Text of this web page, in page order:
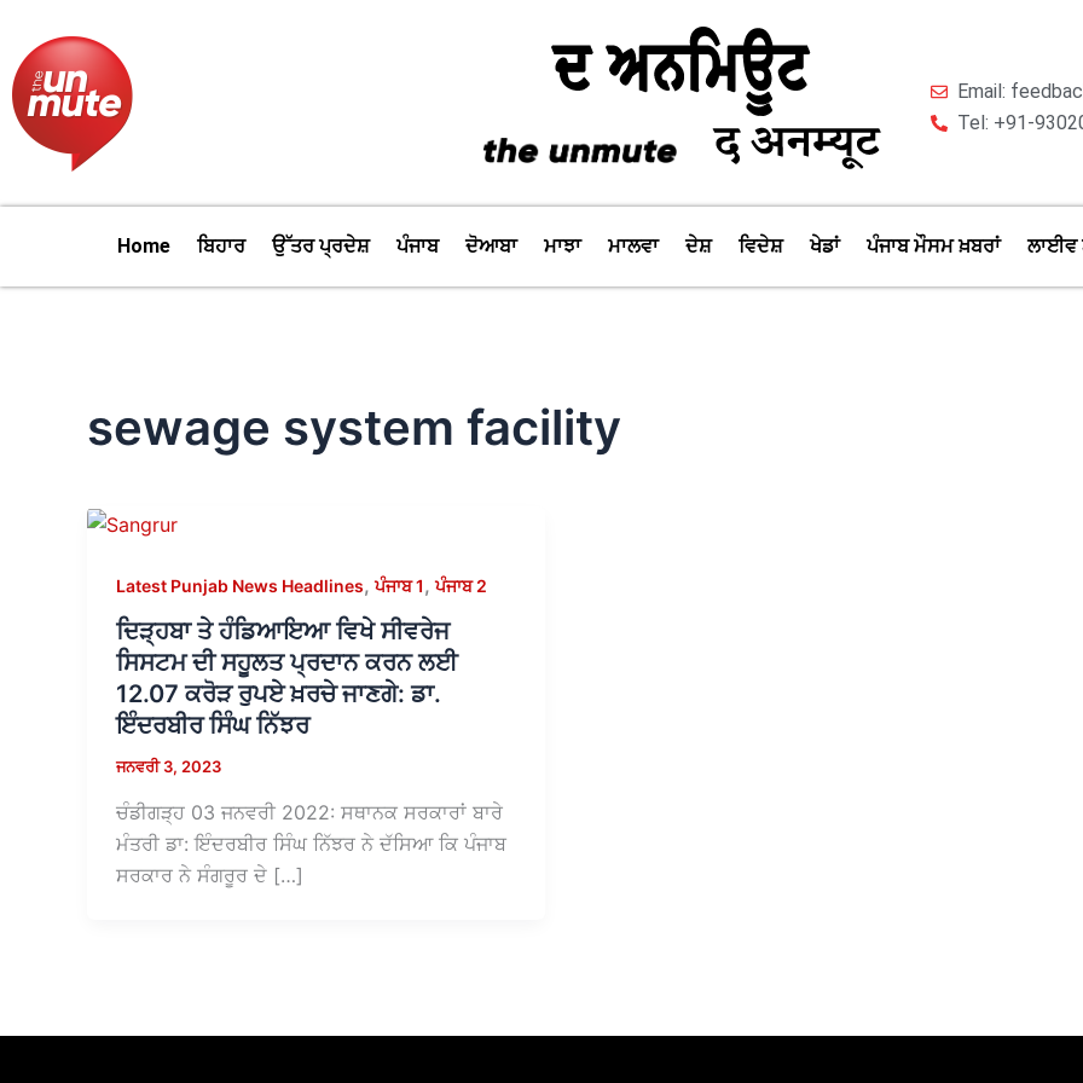
content
Email:
Tel: +91-
Home ਬਿਹਾਰ ਉੱਤਰ ਪ੍ਰਦੇਸ਼ ਪੰਜਾਬ ਦੋਆਬਾ ਮਾਝਾ ਮਾਲਵਾ ਦੇਸ਼ ਵਿਦੇਸ਼ ਖੇਡਾਂ ਪੰਜਾਬ ਮੌਸਮ ਖ਼ਬਰਾਂ ਲਾਈਵ
sewage system facility
Latest Punjab News Headlines,ਪੰਜਾਬ 1,ਪੰਜਾਬ 2
ਦਿੜ੍ਹਬਾ ਤੇ ਹੰਡਿਆਇਆ ਵਿਖੇ ਸੀਵਰੇਜ
ਸਿਸਟਮ ਦੀ ਸਹੂਲਤ ਪ੍ਰਦਾਨ ਕਰਨ ਲਈ
12.07 ਕਰੋੜ ਰੁਪਏ ਖ਼ਰਚੇ ਜਾਣਗੇ: ਡਾ.
ਇੰਦਰਬੀਰ ਸਿੰਘ ਨਿੱਝਰ
ਜਨਵਰੀ 3, 2023
ਚੰਡੀਗੜ੍ਹ 03 ਜਨਵਰੀ 2022: ਸਥਾਨਕ ਸਰਕਾਰਾਂ ਬਾਰੇ
ਮੰਤਰੀ ਡਾ: ਇੰਦਰਬੀਰ ਸਿੰਘ ਨਿੱਝਰ ਨੇ ਦੱਸਿਆ ਕਿ ਪੰਜਾਬ
ਸਰਕਾਰ ਨੇ ਸੰਗਰੂਰ ਦੇ […]